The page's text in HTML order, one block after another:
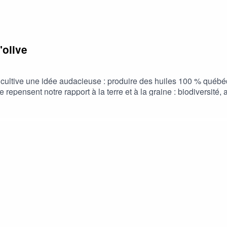
une idée audacieuse : produire des huiles 100 %
repensent notre rapport à la terre et à la graine :
épisode du balado, je vous emmène dans les coulisses
des huiles fines, gourmandes et fièrement d’ici.Êtes-
– Diane PremiRéalisatrice – Hanna
– Hanna Matahri et Mae BironInvitée -